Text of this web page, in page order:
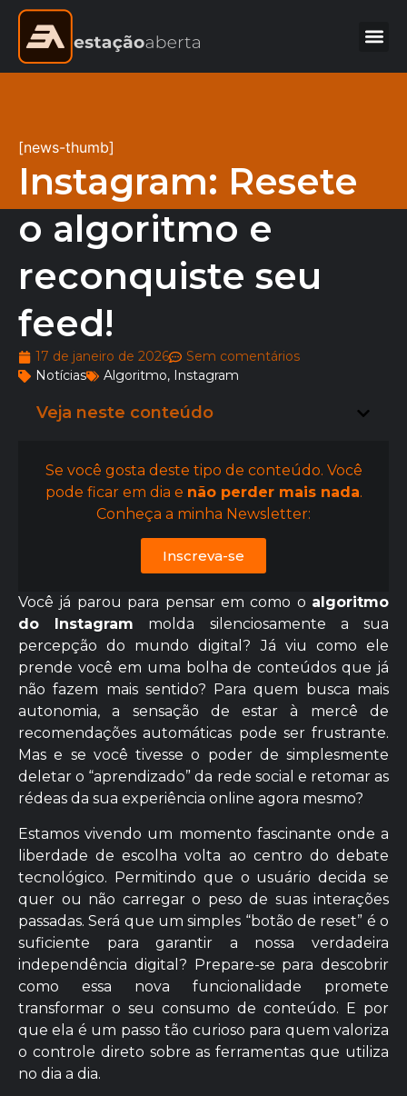
[news-thumb]
Instagram: Resete
o algoritmo e
reconquiste seu
feed!
17 de janeiro de 2026
Sem comentários
Notícias
Algoritmo, Instagram
Veja neste conteúdo
Se você gosta deste tipo de conteúdo. Você
pode ficar em dia e não perder mais nada.
Conheça a minha Newsletter:
Inscreva-se
Você já parou para pensar em como o algoritmo
do Instagram molda silenciosamente a sua
percepção do mundo digital? Já viu como ele
prende você em uma bolha de conteúdos que já
não fazem mais sentido? Para quem busca mais
autonomia, a sensação de estar à mercê de
recomendações automáticas pode ser frustrante.
Mas e se você tivesse o poder de simplesmente
deletar o “aprendizado” da rede social e retomar as
rédeas da sua experiência online agora mesmo?
Estamos vivendo um momento fascinante onde a
liberdade de escolha volta ao centro do debate
tecnológico. Permitindo que o usuário decida se
quer ou não carregar o peso de suas interações
passadas. Será que um simples “botão de reset” é o
suficiente para garantir a nossa verdadeira
independência digital? Prepare-se para descobrir
como essa nova funcionalidade promete
transformar o seu consumo de conteúdo. E por
que ela é um passo tão curioso para quem valoriza
o controle direto sobre as ferramentas que utiliza
no dia a dia.